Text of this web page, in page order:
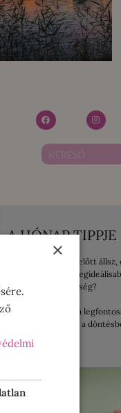
A HÓNAP TIPPJE
Mosógép vásárlás előtt
lenne számodra a
jönne egy kis segítség?
Összegyűjtöttem a
amelyek segítenek a
ELOLVASOM!
×